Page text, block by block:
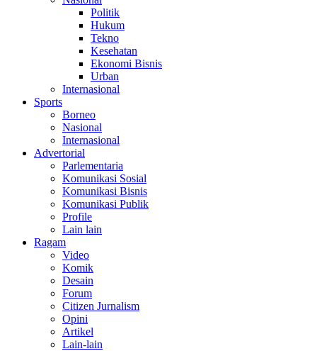
Politik
Hukum
Tekno
Kesehatan
Ekonomi Bisnis
Urban
Internasional
Sports
Borneo
Nasional
Internasional
Advertorial
Parlementaria
Komunikasi Sosial
Komunikasi Bisnis
Komunikasi Publik
Profile
Lain lain
Ragam
Video
Komik
Desain
Forum
Citizen Jurnalism
Opini
Artikel
Lain-lain